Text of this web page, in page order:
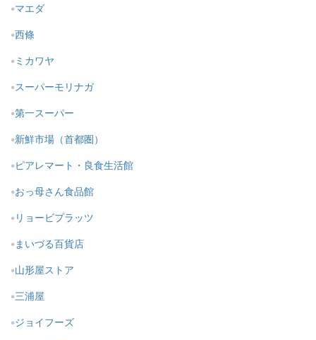
マエダ
西條
ミカワヤ
スーパーモリナガ
第一スーパー
新鮮市場（首都圏）
ピアレマート・良食生活館
おっ母さん食品館
リョービプラッツ
まいづる百貨店
山形屋ストア
三浦屋
ジョイフーズ